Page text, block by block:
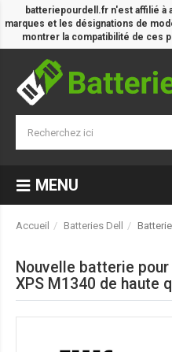
batteriepourdell.fr n'est affilié à
marques et les désignations de
montrer la compatibilité de ces
MENU
Accueil Batteries Dell
Nouvelle batterie
XPS M1340 de haute